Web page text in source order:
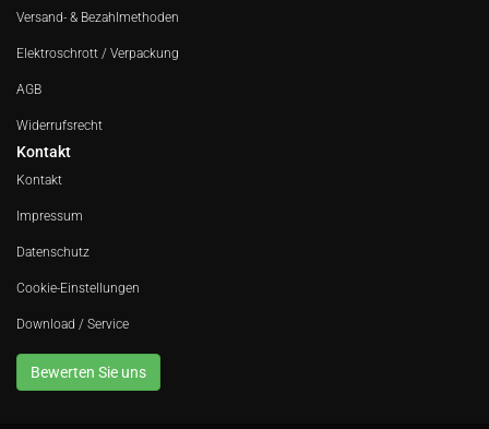
Versand- & Bezahlmethoden
Elektroschrott / Verpackung
AGB
Widerrufsrecht
Kontakt
Kontakt
Impressum
Datenschutz
Cookie-Einstellungen
Download / Service
Bewerten Sie uns